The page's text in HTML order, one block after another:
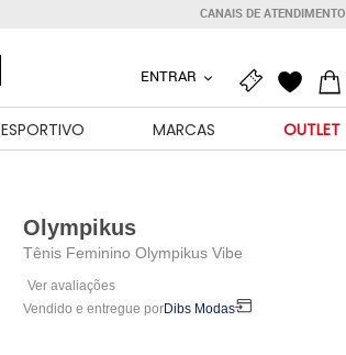
CANAIS DE ATENDIMENTO
ENTRAR
ESPORTIVO MARCAS OUTLET
Olympikus
Tênis Feminino Olympikus Vibe
Ver avaliações
Vendido e entregue porDibs Modas